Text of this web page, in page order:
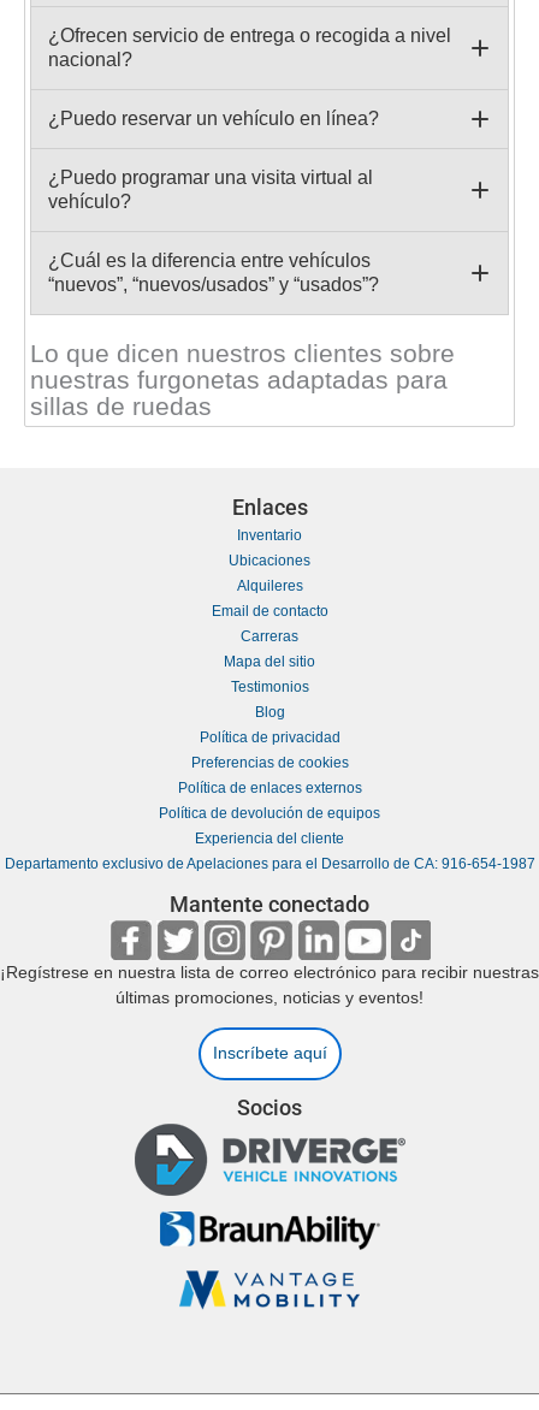
¿Ofrecen servicio de entrega o recogida a nivel
nacional?
¿Puedo reservar un vehículo en línea?
¿Puedo programar una visita virtual al
vehículo?
¿Cuál es la diferencia entre vehículos
“nuevos”, “nuevos/usados” y “usados”?
Lo que dicen nuestros clientes sobre
nuestras furgonetas adaptadas para
sillas de ruedas
Enlaces
Inventario
Ubicaciones
Alquileres
Email de contacto
Carreras
Mapa del sitio
Testimonios
Blog
Política de privacidad
Preferencias de cookies
Política de enlaces externos
Política de devolución de equipos
Experiencia del cliente
Departamento exclusivo de Apelaciones para el Desarrollo de CA: 916-654-1987
Mantente conectado
¡Regístrese en nuestra lista de correo electrónico para recibir nuestras
últimas promociones, noticias y eventos!
Inscríbete aquí
Socios